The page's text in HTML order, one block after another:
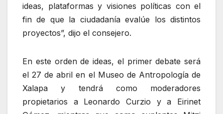
ideas, plataformas y visiones políticas con el
fin de que la ciudadanía evalúe los distintos
proyectos”, dijo el consejero.
En este orden de ideas, el primer debate será
el 27 de abril en el Museo de Antropología de
Xalapa y tendrá como moderadores
propietarios a Leonardo Curzio y a Eirinet